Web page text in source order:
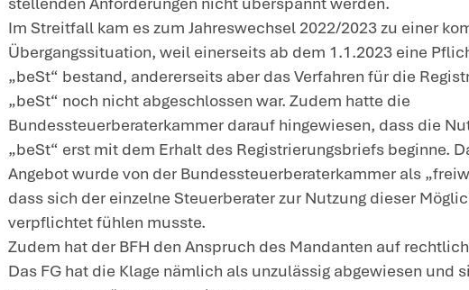
Sachverhalt: Eine Steuerberaterin
am 16.1.2023 beim Finanzgericht Klage
keinen Registrierungsbrief für das
Teilnahme am sog. Fast-Lane-
als unzulässig ab, weil sie nicht
dem Postweg eingereicht worden war.
des Mandanten
ebenfalls zurückgewiesen wurde. Nach